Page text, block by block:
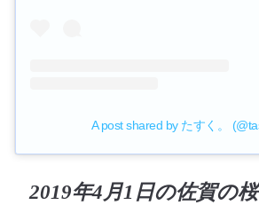
A post shared by たすく。
2019年4月1日の佐賀の